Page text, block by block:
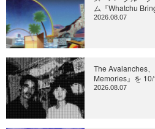
ム『Whatchu
2026.08.07
The Avalanches
Memories』を 10/
2026.08.07